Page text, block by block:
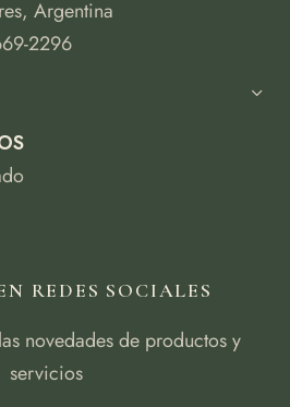
Argentina
2296
REDES SOCIALES
novedades de productos y
servicios